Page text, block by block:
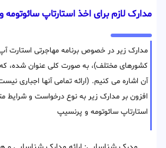
مدارک لازم برای اخذ استارتاپ
مدارک زیر در خصوص برنامه مهاجرتی استارت آپ
کشورهای مختلف)، به صورت کلی عنوان شده،
آن اشاره می کنیم. (ارائه تمامی آنها اجباری
افزون بر مدارک زیر به نوع درخواست و شرایط
استارتاپ سائوتومه و پرنسیپ